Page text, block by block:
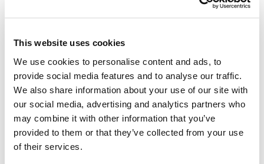
This website uses cookies
We use cookies to personalise content and ads, to
provide social media features and to analyse our traffic.
We also share information about your use of our site with
our social media, advertising and analytics partners who
may combine it with other information that you’ve
provided to them or that they’ve collected from your use
of their services.